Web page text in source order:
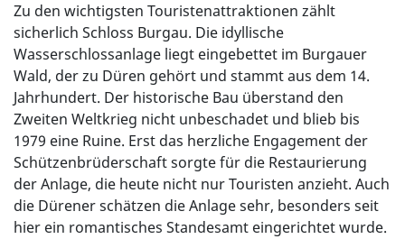
Zu den wichtigsten Touristenattraktionen zählt
sicherlich Schloss Burgau. Die idyllische
Wasserschlossanlage liegt eingebettet im Burgauer
Wald, der zu Düren gehört und stammt aus dem 14.
Jahrhundert. Der historische Bau überstand den
Zweiten Weltkrieg nicht unbeschadet und blieb bis
1979 eine Ruine. Erst das herzliche Engagement der
Schützenbrüderschaft sorgte für die Restaurierung
der Anlage, die heute nicht nur Touristen anzieht. Auch
die Dürener schätzen die Anlage sehr, besonders seit
hier ein romantisches Standesamt eingerichtet wurde.